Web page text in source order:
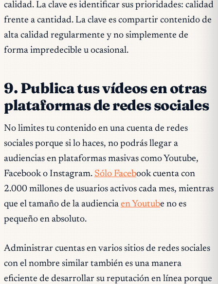
calidad. La clave es identificar sus prioridades: calidad
frente a cantidad. La clave es compartir contenido de
alta calidad regularmente y no simplemente de
forma impredecible u ocasional.
9. Publica tus vídeos en otras
plataformas de redes sociales
No limites tu contenido en una cuenta de redes
sociales porque si lo haces, no podrás llegar a
audiencias en plataformas masivas como Youtube,
Facebook o Instagram. Sólo Facebook cuenta con
2.000 millones de usuarios activos cada mes, mientras
que el tamaño de la audiencia en Youtube no es
pequeño en absoluto.
Administrar cuentas en varios sitios de redes sociales
con el nombre similar también es una manera
eficiente de desarrollar su reputación en línea porque